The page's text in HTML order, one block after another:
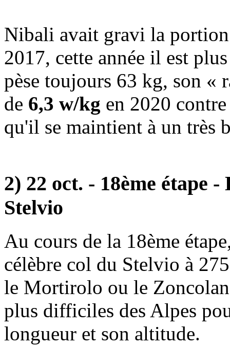
Nibali avait gravi la
2017, cette année il est
pèse toujours 63 kg, son «
de 6,3 w/kg en 2020
qu'il se maintient à un très
2) 22 oct. - 18ème étape
Stelvio
Au cours de la 18ème
célèbre col du Stelvio à
le Mortirolo ou le
plus difficiles des Alpes
longueur et son altitude.